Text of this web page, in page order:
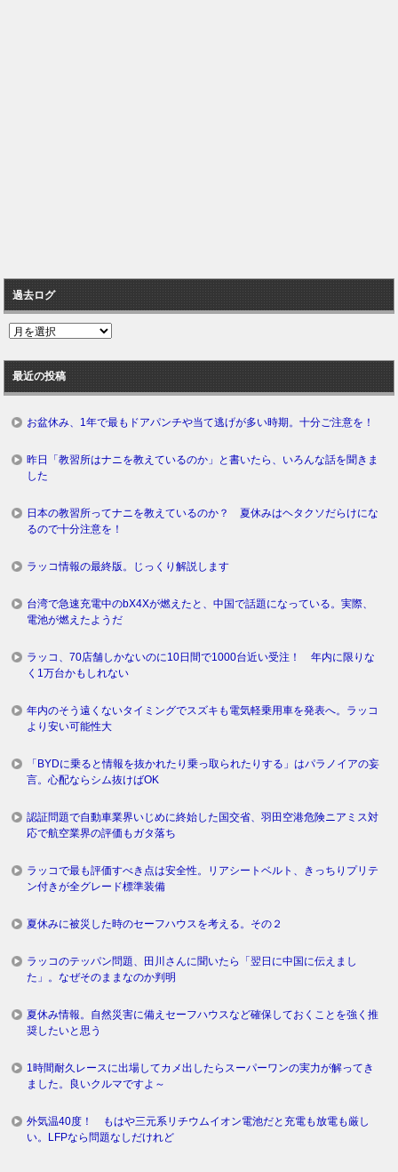
過去ログ
過
ロ
グ
最近の投稿
お盆休み、1年で最もドアパンチや当て逃げが多い時期。十分ご注意を！
昨日「教習所はナニを教えているのか」と書いたら、いろんな話を聞きま
した
日本の教習所ってナニを教えているのか？ 夏休みはヘタクソだらけにな
るので十分注意を！
ラッコ情報の最終版。じっくり解説します
台湾で急速充電中のbX4Xが燃えたと、中国で話題になっている。実際、
電池が燃えたようだ
ラッコ、70店舗しかないのに10日間で1000台近い受注！ 年内に限りな
く1万台かもしれない
年内のそう遠くないタイミングでスズキも電気軽乗用車を発表へ。ラッコ
より安い可能性大
「BYDに乗ると情報を抜かれたり乗っ取られたりする」はパラノイアの妄
言。心配ならシム抜けばOK
認証問題で自動車業界いじめに終始した国交省、羽田空港危険ニアミス対
応で航空業界の評価もガタ落ち
ラッコで最も評価すべき点は安全性。リアシートベルト、きっちりプリテ
ン付きが全グレード標準装備
夏休みに被災した時のセーフハウスを考える。その２
ラッコのテッパン問題、田川さんに聞いたら「翌日に中国に伝えまし
た」。なぜそのままなのか判明
夏休み情報。自然災害に備えセーフハウスなど確保しておくことを強く推
奨したいと思う
1時間耐久レースに出場してカメ出したらスーパーワンの実力が解ってき
ました。良いクルマですよ～
外気温40度！ もはや三元系リチウムイオン電池だと充電も放電も厳し
い。LFPなら問題なしだけれど